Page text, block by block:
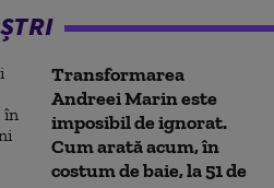
Transformarea
Andreei Marin este
imposibil de ignorat.
Cum arată acum, în
costum de baie, la 51 de